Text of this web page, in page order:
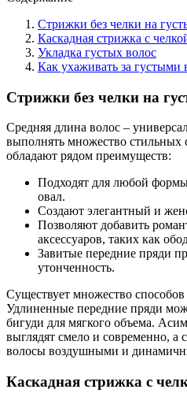
Стрижки без челки на
Каскадная стрижка с
Укладка густых волос
Как ухаживать за густыми
Стрижки без челки на
Средняя длина волос –
выполнять множество стильных
обладают рядом преимуществ:
Подходят для любой
овал.
Создают элегантный и
Позволяют добавить
аксессуаров, таких как
Завитые передние пряди
утонченность.
Существует множество
Удлиненные передние пряди
бигуди для мягкого объема.
выглядят смело и современно, а
волосы воздушными и
Каскадная стрижка с